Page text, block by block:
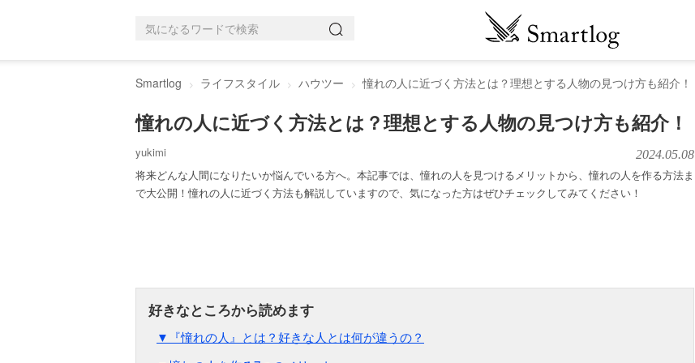
Smartlog ライフスタイル ハウツー 憧れの人に近づく方法とは？理想とする人物の見つけ方も紹介！
憧れの人に近づく方法とは？理想とする人物の見つけ方も紹介！
yukimi 2024.05.08
将来どんな人間になりたいか悩んでいる方へ。本記事では、憧れの人を見つけるメリットから、憧れの人を作る方法ま
で大公開！憧れの人に近づく方法も解説していますので、気になった方はぜひチェックしてみてください！
▼『憧れの人』とは？好きな人とは何が違うの？